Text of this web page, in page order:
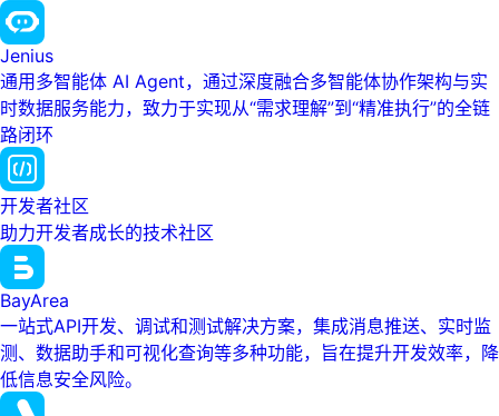
Jenius
通用多智能体 AI Agent，通过深度融合多智能体协作架构与实
时数据服务能力，致力于实现从“需求理解”到“精准执行”的全链
路闭环
开发者社区
助力开发者成长的技术社区
BayArea
一站式API开发、调试和测试解决方案，集成消息推送、实时监
测、数据助手和可视化查询等多种功能，旨在提升开发效率，降
低信息安全风险。